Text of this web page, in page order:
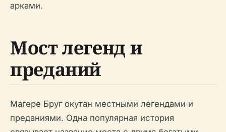
арками.
Мост легенд и
преданий
Магере Бруг окутан местными легендами и
преданиями. Одна популярная история